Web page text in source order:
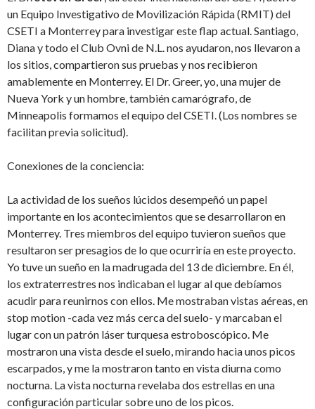
un Equipo Investigativo de Movilización Rápida (RMIT) del
CSETI a Monterrey para investigar este flap actual. Santiago,
Diana y todo el Club Ovni de N.L. nos ayudaron, nos llevaron a
los sitios, compartieron sus pruebas y nos recibieron
amablemente en Monterrey. El Dr. Greer, yo, una mujer de
Nueva York y un hombre, también camarógrafo, de
Minneapolis formamos el equipo del CSETI. (Los nombres se
facilitan previa solicitud).
Conexiones de la conciencia:
La actividad de los sueños lúcidos desempeñó un papel
importante en los acontecimientos que se desarrollaron en
Monterrey. Tres miembros del equipo tuvieron sueños que
resultaron ser presagios de lo que ocurriría en este proyecto.
Yo tuve un sueño en la madrugada del 13 de diciembre. En él,
los extraterrestres nos indicaban el lugar al que debíamos
acudir para reunirnos con ellos. Me mostraban vistas aéreas, en
stop motion -cada vez más cerca del suelo- y marcaban el
lugar con un patrón láser turquesa estroboscópico. Me
mostraron una vista desde el suelo, mirando hacia unos picos
escarpados, y me la mostraron tanto en vista diurna como
nocturna. La vista nocturna revelaba dos estrellas en una
configuración particular sobre uno de los picos.